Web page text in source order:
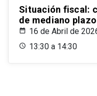
Situación fiscal:
de mediano
16 de Abril de
13:30 a 14:30